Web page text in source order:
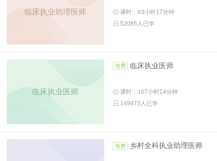
临床执业助理医师
课时：93小时17分钟
52085人已学
临床执业医师
临床执业医师
课时：107小时14分钟
149473人已学
乡村全科执业助理医师